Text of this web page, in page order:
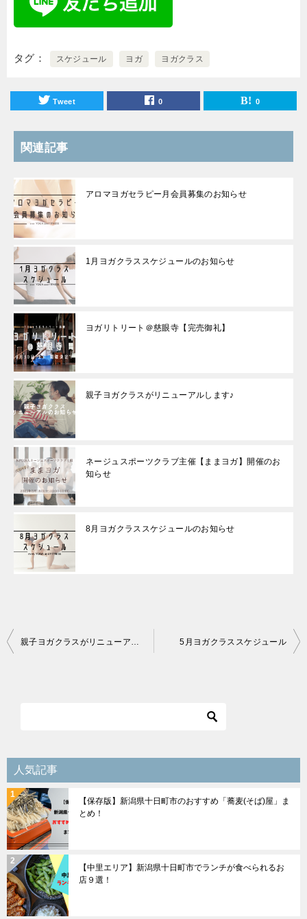
タグ スケジュール ヨガ ヨガクラス
Tweet 0 0
関連記事
アロマヨガセラピー月会員募集のお知らせ
1月ヨガクラススケジュールのお知らせ
ヨガリトリート＠慈眼寺【完売御礼】
親子ヨガクラスがリニューアルします♪
ネージュスポーツクラブ主催【ままヨガ】開催のお
知らせ
8月ヨガクラススケジュールのお知らせ
投
シ
ョ
ン
5月ヨガクラススケジュール
人気記事
【保存版】新潟県十日町市のおすすめ「蕎麦(そば)屋」ま
とめ！
【中里エリア】新潟県十日町市でランチが食べられるお
店９選！